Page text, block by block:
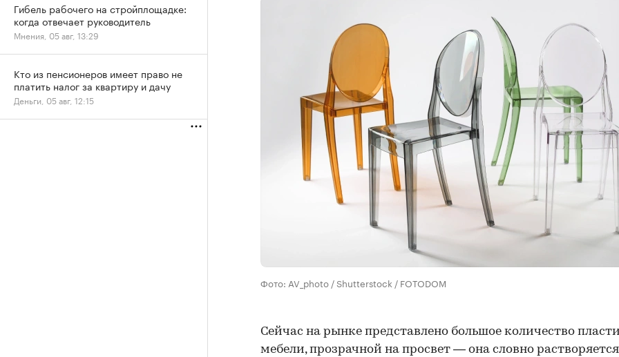
00:00 / 00:00
Фото: AV_photo / Shutterstock / FOTODOM
Сейчас на рынке представлено большое количество
мебели, прозрачной на просвет — она словно
Гибель рабочего на стройплощадке:
когда отвечает руководитель
Мнения, 05 авг, 13:29
Кто из пенсионеров имеет право не
платить налог за квартиру и дачу
Деньги, 05 авг, 12:15